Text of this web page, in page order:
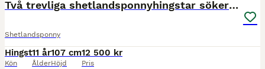
Två trevliga shetlandsponnyhingstar söker nytt hem
Shetlandsponny
Hingst
Kön
11 år
Ålder
107 cm
Höjd
12 500 kr
Pris